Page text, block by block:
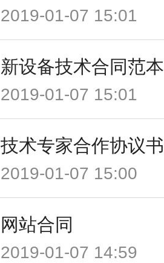
2019-01-07 15:01
新设备技术合同范本
2019-01-07 15:01
技术专家合作协议书
2019-01-07 15:00
网站合同
2019-01-07 14:59